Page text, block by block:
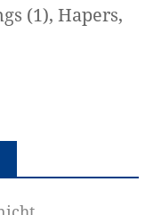
(1), Hapers,